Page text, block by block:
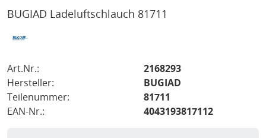
BUGIAD Ladeluftschlauch 81711
Art.Nr.:
2168293
Hersteller:
BUGIAD
Teilenummer:
81711
EAN-Nr.:
4043193817112